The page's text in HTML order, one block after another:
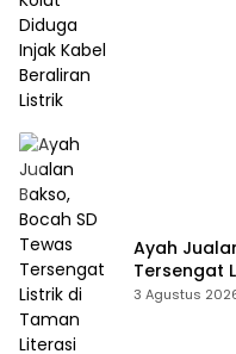
Ayah
Tersengat
Utara
3 Agustus